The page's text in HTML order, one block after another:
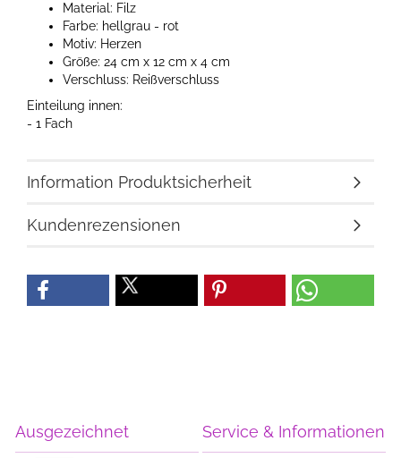
Material: Filz
Farbe: hellgrau - rot
Motiv: Herzen
Größe: 24 cm x 12 cm x 4 cm
Verschluss: Reißverschluss
Einteilung innen:
- 1 Fach
Information Produktsicherheit
Kundenrezensionen
Ausgezeichnet Service & Informationen